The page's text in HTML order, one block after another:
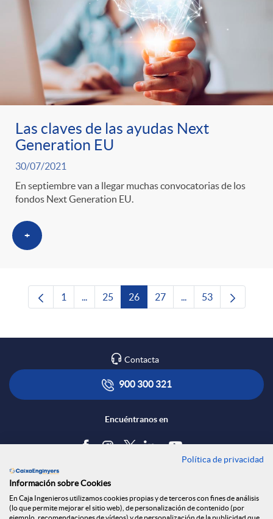
Las claves de las ayudas Next
Generation EU
30/07/2021
En septiembre van a llegar muchas convocatorias de los
fondos Next Generation EU.
+
Página
1 ...Páginas intermedias Use TAB para
Página
25 Página
26 Página
27 ...Páginas intermedias
Página
53
Contacta
900 300 321
Encuéntranos en
Tablón de anuncios
Política de cookies
Política de privacidad
Información sobre Cookies
En Caja Ingenieros utilizamos cookies propias y de terceros con fines de análisis
(lo que permite mejorar el sitio web), de personalización de contenido (por